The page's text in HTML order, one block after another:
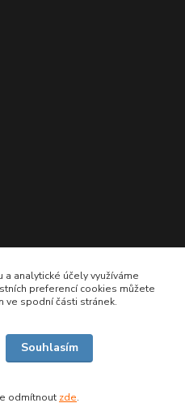
2006 - 2025
analytické účely využíváme
preferencí cookies můžete
ve spodní části stránek.
Souhlasím
odmítnout zde.